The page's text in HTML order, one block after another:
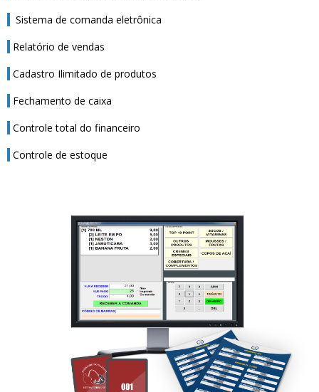
Sistema de comanda eletrônica
Relatório de vendas
Cadastro Ilimitado de produtos
Fechamento de caixa
Controle total do financeiro
Controle de estoque